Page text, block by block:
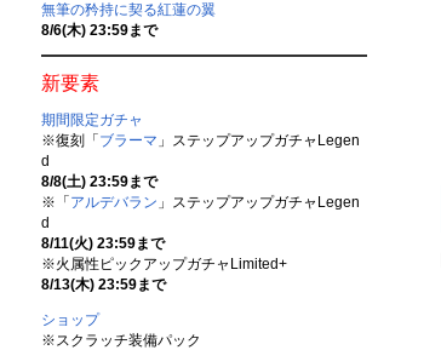
無筆の矜持に契る紅蓮の翼
8/6(木) 23:59まで
新要素
期間限定ガチャ
※復刻「 ブラーマ 」ステップアップガチャLegen
d
8/8(土) 23:59まで
※「 アルデバラン 」ステップアップガチャLegen
d
8/11(火) 23:59まで
※火属性ピックアップガチャLimited+
8/13(木) 23:59まで
ショップ
※スクラッチ装備パック